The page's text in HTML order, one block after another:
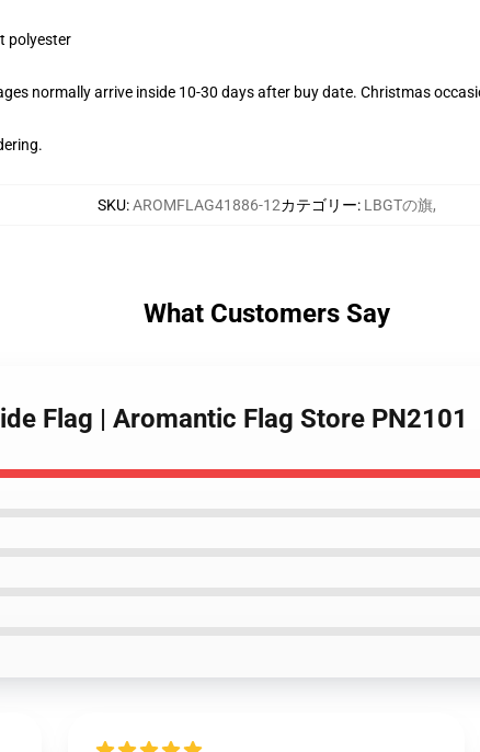
polyester
normally arrive inside 10-30 days after buy date. Christmas
SKU:AROMFLAG41886-12カテゴリー: LBGTの旗,
What Customers Say
Flag | Aromantic Flag Store PN2101